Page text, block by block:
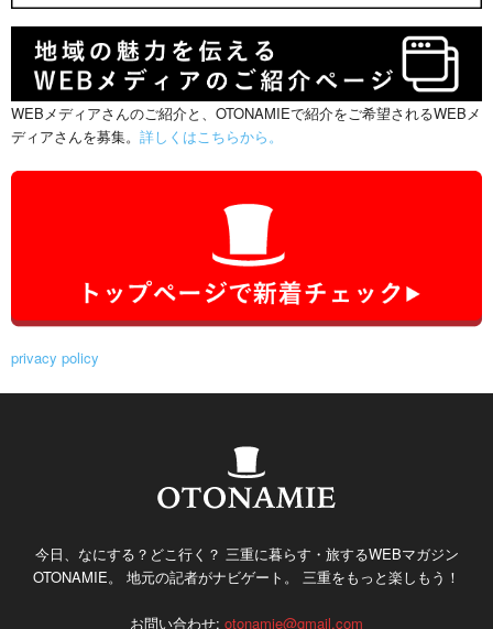
WEBメディアさんのご紹介と、OTONAMIEで紹介をご希望されるWEBメ
ディアさんを募集。 詳しくはこちらから。
privacy policy
今日、なにする？どこ行く？ 三重に暮らす・旅するWEBマガジン
OTONAMIE。 地元の記者がナビゲート。 三重をもっと楽しもう！
お問い合わせ: otonamie@gmail.com